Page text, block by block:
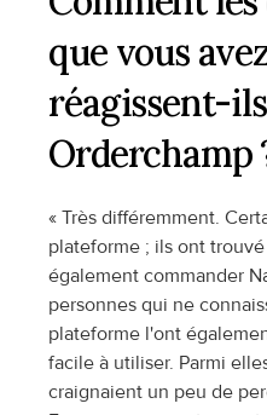
que vous
réagissent-
Orderchamp
« Très différemment.
plateforme ; ils ont
également commander
personnes qui ne
plateforme l'ont
facile à utiliser. Parmi
craignaient un peu de